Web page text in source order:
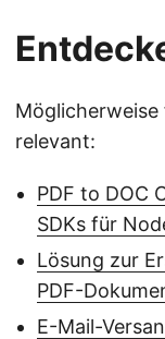
relevant:
PDF to DOC
SDKs für
Lösung zur
PDF-
E-Mail-